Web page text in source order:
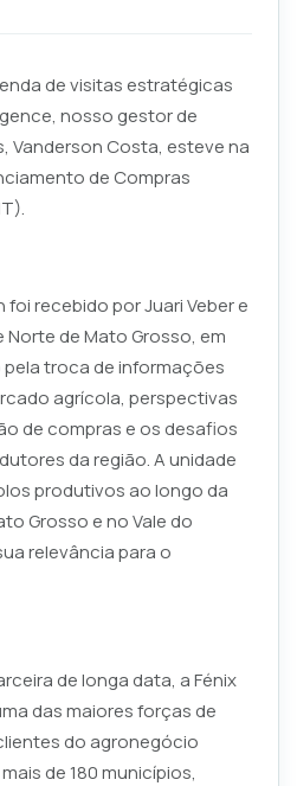
de visitas estratégicas
nosso gestor de
Vanderson Costa, esteve na
de Compras
recebido por Juari Veber e
Norte de Mato Grosso, em
troca de informações
agrícola, perspectivas
de compras e os desafios
da região. A unidade
produtivos ao longo da
Grosso e no Vale do
relevância para o
de longa data, a Fénix
das maiores forças de
do agronegócio
de 180 municípios,